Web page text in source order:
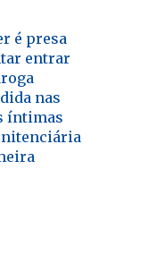
é presa
entrar
nas
íntimas